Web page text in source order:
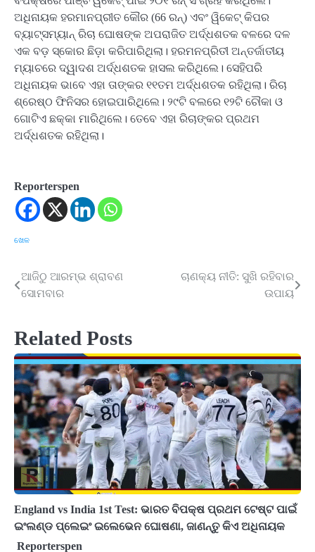
ଅଧିନାୟକ ହରମାନପ୍ରୀତ କୌର (66 ରନ୍) ଏବଂ ୱିକେଟ୍ କିପର
ବ୍ୟାଟ୍ସମ୍ୟାନ୍ ରିଚା ଘୋଷଙ୍କ ଅପରାଜିତ ଅର୍ଦ୍ଧଶତକ ବଳରେ ଦଳ
ଏକ ବଡ଼ ସ୍କୋର ଛିଡ଼ା କରିପାରିଥିଲା। ହରମନପ୍ରିତୀ ଅନ୍ତର୍ଜାତୀୟ
ମ୍ୟାଚରେ ଦ୍ୱାଦଶ ଅର୍ଦ୍ଧଶତକ ହାସଲ କରିଥିଲେ। ସେହିପରି
ଅଧିନାୟକ ଭାବେ ଏହା ତାଙ୍କର ୧୧ତମ ଅର୍ଦ୍ଧଶତକ ରହିଥିଲା। ରିଚା
ଶ୍ରେଷ୍ଠ ଫିନିସର ହୋଇପାରିଥିଲେ। ୨୯ଟି ବଲରେ ୧୨ଟି ଚୌକା ଓ
ଗୋଟିଏ ଛକ୍କା ମାରିଥିଲେ। ତେବେ ଏହା ରିଚାଙ୍କର ପ୍ରଥମ
ଅର୍ଦ୍ଧଶତକ ରହିଥିଲା।
Reporterspen
ଖେଳ
Post
ଆଜିଠୁ ଆରମ୍ଭ ଶ୍ରାବଣ
ସୋମବାର
ଚାଣକ୍ୟ ନୀତି: ସୁଖି ରହିବାର
ଉପାୟ
Related Posts
England vs India 1st Test: ଭାରତ ବିପକ୍ଷ ପ୍ରଥମ ଟେଷ୍ଟ ପାଇଁ
ଇଂଲଣ୍ଡ ପ୍ଲେଇଂ ଇଲେଭେନ ଘୋଷଣା, ଜାଣନ୍ତୁ କିଏ ଅଧିନାୟକ
Reporterspen